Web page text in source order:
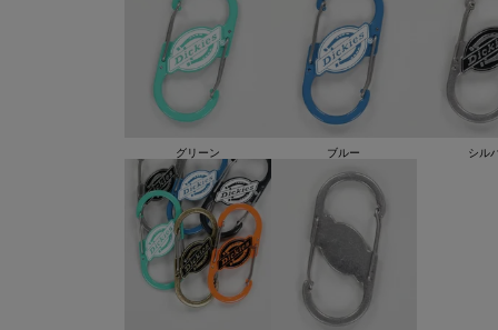
グリーン ブルー シル